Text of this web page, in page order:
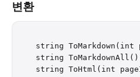
변환
string ToMarkdown(int
string ToMarkdownAll()
string ToHtml(int